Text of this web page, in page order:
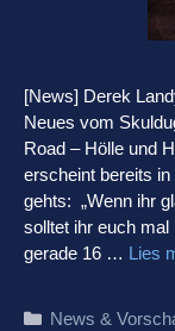
[News] Derek
Neues vom
Road – Hölle und
erscheint bereits
gehts: „Wenn ihr
solltet ihr euch
gerade 16 … Lies
Kategorien
News &